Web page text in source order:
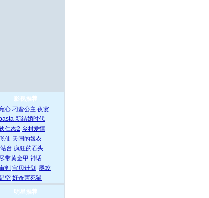
影视推荐
心 刁蛮公主 夜宴
新结婚时代
仁杰2 乡村爱情
仙 天国的嫁衣
站台 疯狂的石头
带黄金甲 神话
判 宝贝计划
墨攻
空 好奇害死猫
明星推荐